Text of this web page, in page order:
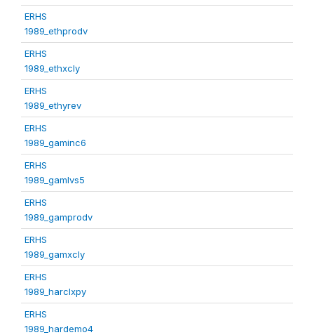
ERHS
1989_ethprodv
ERHS
1989_ethxcly
ERHS
1989_ethyrev
ERHS
1989_gaminc6
ERHS
1989_gamlvs5
ERHS
1989_gamprodv
ERHS
1989_gamxcly
ERHS
1989_harclxpy
ERHS
1989_hardemo4